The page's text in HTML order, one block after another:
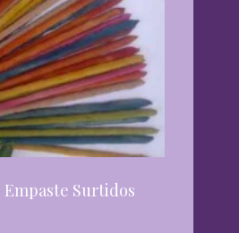
Surtidos